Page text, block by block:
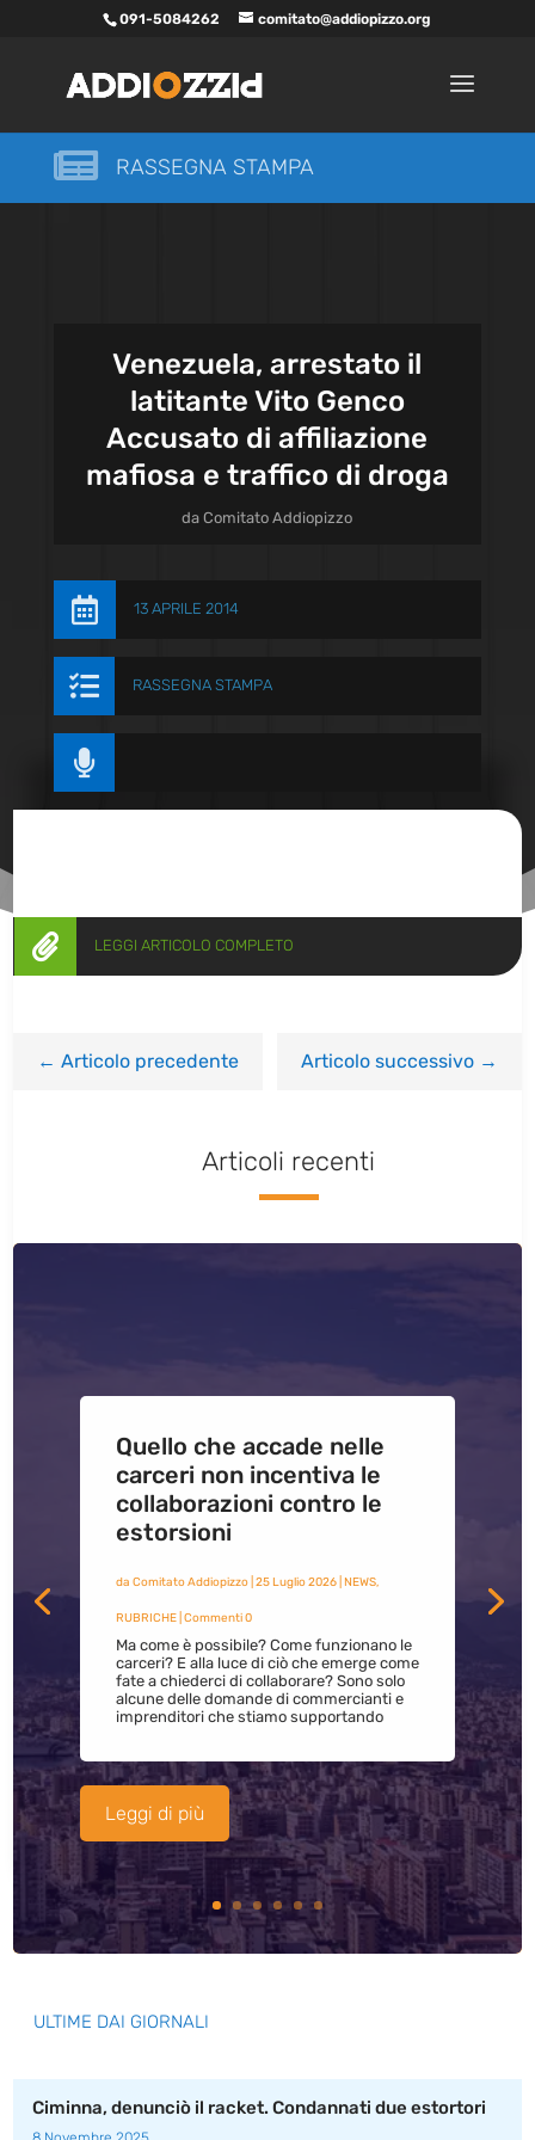
091-5084262 comitato@addiopizzo.org
 RASSEGNA STAMPA
Venezuela, arrestato il
latitante Vito Genco
Accusato di affiliazione
mafiosa e traffico di droga
daComitato Addiopizzo
 13 APRILE 2014
 RASSEGNA STAMPA

 LEGGI ARTICOLO COMPLETO
←Articolo precedente Articolo successivo→
Articoli recenti
Quello che accade nelle
carceri non incentiva le
collaborazioni contro le
estorsioni
da Comitato Addiopizzo| 25 Luglio 2026| NEWS,
RUBRICHE| Commenti 0
Ma come è possibile? Come funzionano le
carceri? E alla luce di ciò che emerge come
fate a chiederci di collaborare? Sono solo
alcune delle domande di commercianti e
imprenditori che stiamo supportando
Leggi di più
ULTIME DAI GIORNALI
Ciminna, denunciò il racket. Condannati due estortori